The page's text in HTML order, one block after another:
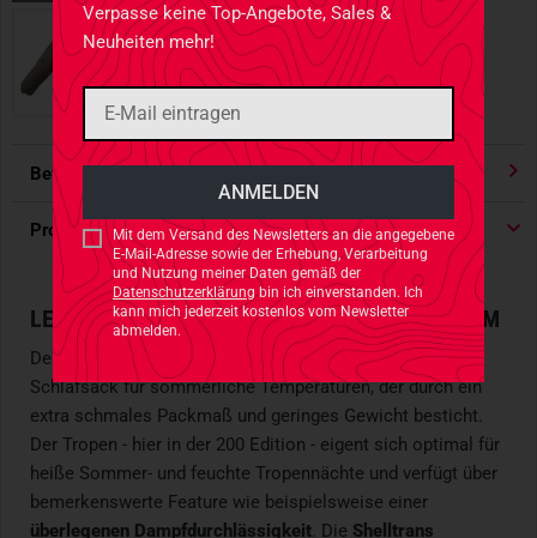
Verpasse keine Top-Angebote, Sales &
Neuheiten mehr!
Mit dem Versand des Newsletters an die angegebene
E-Mail-Adresse sowie der Erhebung, Verarbeitung
und Nutzung meiner Daten gemäß der
Datenschutzerklärungbin ich einverstanden. Ich
kann mich jederzeit kostenlos vom Newsletter
abmelden.
Bewertungen
Produktdetails
LEICHTER SOMMER-SCHLAFSACK IN MULTICAM
Der Carinthia Tropen
in MultiCam ist ein leichter
Schlafsack für sommerliche Temperaturen, der durch ein
extra schmales Packmaß und geringes Gewicht besticht.
Der Tropen - hier in der 200 Edition - eigent sich optimal für
heiße Sommer- und feuchte Tropennächte und verfügt über
bemerkenswerte Feature wie beispielsweise einer
überlegenen Dampfdurchlässigkeit. Die Shelltrans